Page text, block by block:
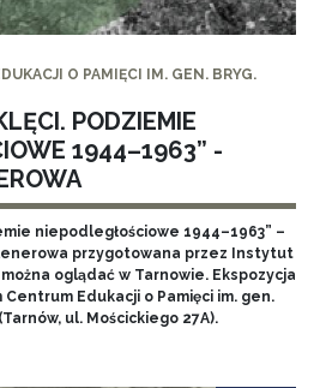
O PAMIĘCI IM. GEN. BRYG.
PODZIEMIE
1944–1963” -
niepodległościowe 1944–1963” –
przygotowana przez Instytut
oglądać w Tarnowie. Ekspozycja
Edukacji o Pamięci im. gen.
ul. Mościckiego 27A).